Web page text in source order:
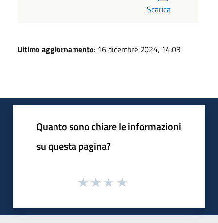
Scarica
Ultimo aggiornamento: 16 dicembre 2024, 14:03
Quanto sono chiare le informazioni
su questa pagina?